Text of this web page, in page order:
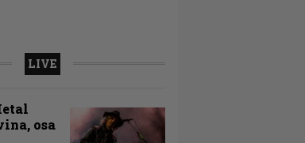
LIVE
osa